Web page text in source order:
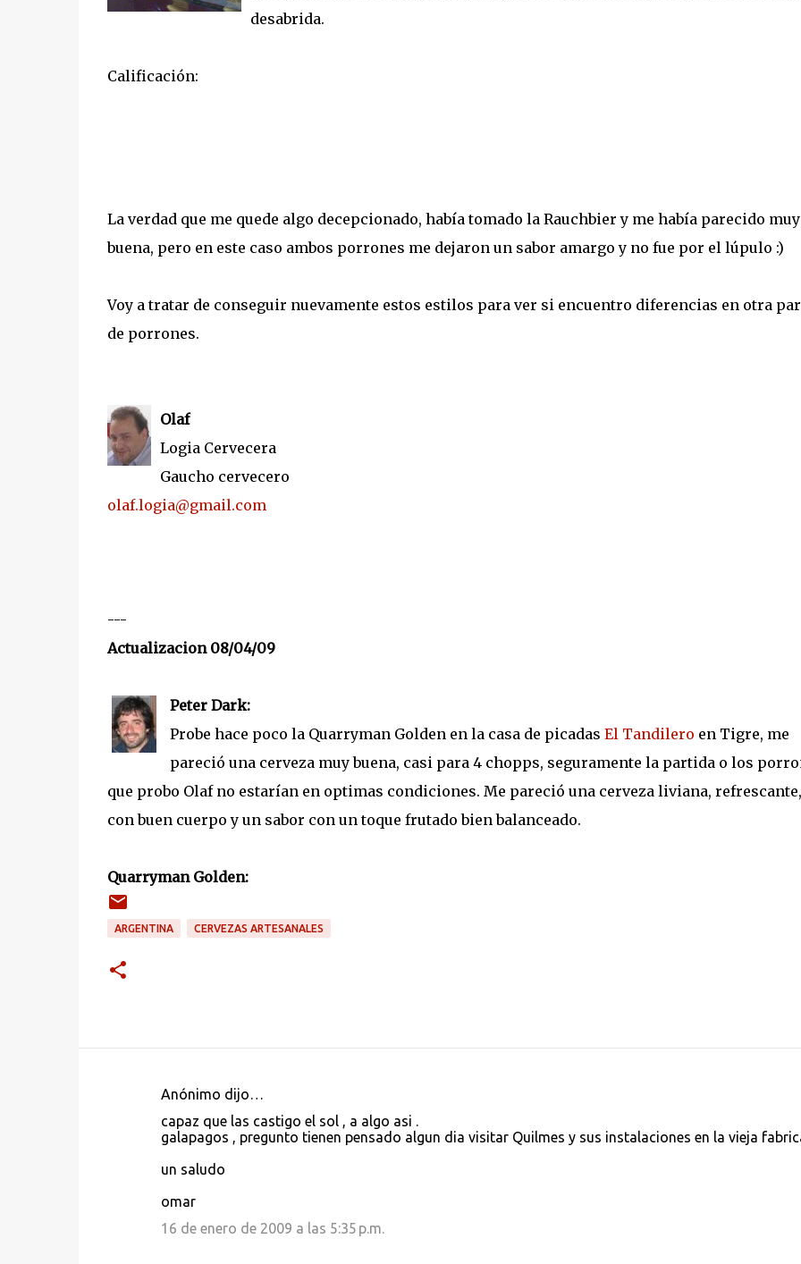
desabrida.
Calificación:
La verdad que me quede algo decepcionado, había tomado la Rauchbier y me había parecido muy
buena, pero en este caso ambos porrones me dejaron un sabor amargo y no fue por el lúpulo :)
Voy a tratar de conseguir nuevamente estos estilos para ver si encuentro diferencias en otra
de porrones.
Olaf
Logia Cervecera
Gaucho cervecero
olaf.logia@gmail.com
---
Actualizacion 08/04/09
Peter Dark:
Probe hace poco la Quarryman Golden en la casa de picadas El Tandilero en Tigre, me
pareció una cerveza muy buena, casi para 4 chopps, seguramente la partida o los
que probo Olaf no estarían en optimas condiciones. Me pareció una cerveza liviana, refrescante,
con buen cuerpo y un sabor con un toque frutado bien balanceado.
Quarryman Golden:
ARGENTINA CERVEZAS ARTESANALES
Anónimo dijo…
capaz que las castigo el sol , a algo asi .
galapagos , pregunto tienen pensado algun dia visitar Quilmes y sus instalaciones en la vieja
un saludo
omar
16 de enero de 2009 a las 5:35 p.m.